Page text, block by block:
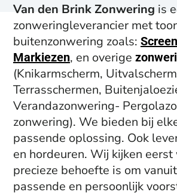
Van den Brink Zonwering is
zonweringleverancier met
buitenzonwering zoals:
Markiezen, en overige
(Knikarmscherm,
Terrasschermen,
Verandazonwering-
zonwering). We bieden bij
passende oplossing. Ook
en hordeuren. Wij kijken
precieze behoefte is om
passende en persoonlijk